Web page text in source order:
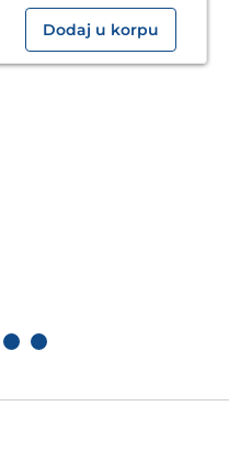
Dodaj u korpu